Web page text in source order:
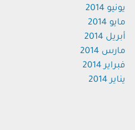
يونيو 2014
مايو 2014
أبريل 2014
مارس 2014
فبراير 2014
يناير 2014